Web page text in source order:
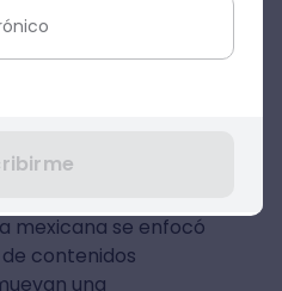
Relacionando
a día de sus
mexicana se enfocó
contenidos
una